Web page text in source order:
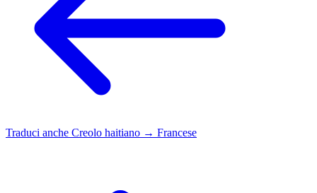
Traduci anche Creolo haitiano → Francese